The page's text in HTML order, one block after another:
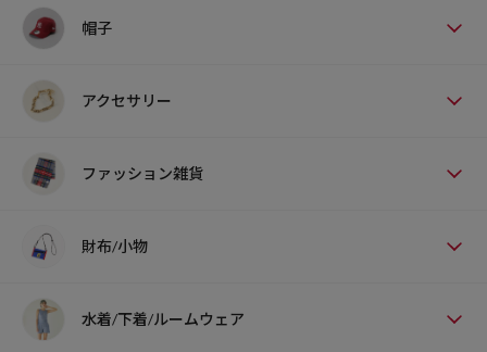
帽子
アクセサリー
ファッション雑貨
財布/小物
水着/下着/ルームウェア